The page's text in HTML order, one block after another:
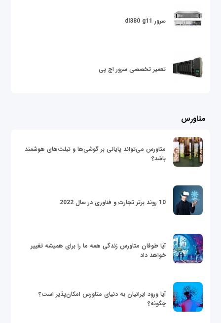
سرور dl380 g11
تعمیر تخصصی سرور اچ پی
متاورس
متاورس می‌تواند پایانی بر گوشی‌ها و تبلت‌های هوشمند
باشد؟
10 روند برتر تجارت و فناوری در سال 2022
آیا طوفان متاورس زندگی همه ما را برای همیشه تغییر
خواهد داد
آیا ورود ایرانیان به دنیای متاورس امکان‌پذیر است؟
چگونه؟